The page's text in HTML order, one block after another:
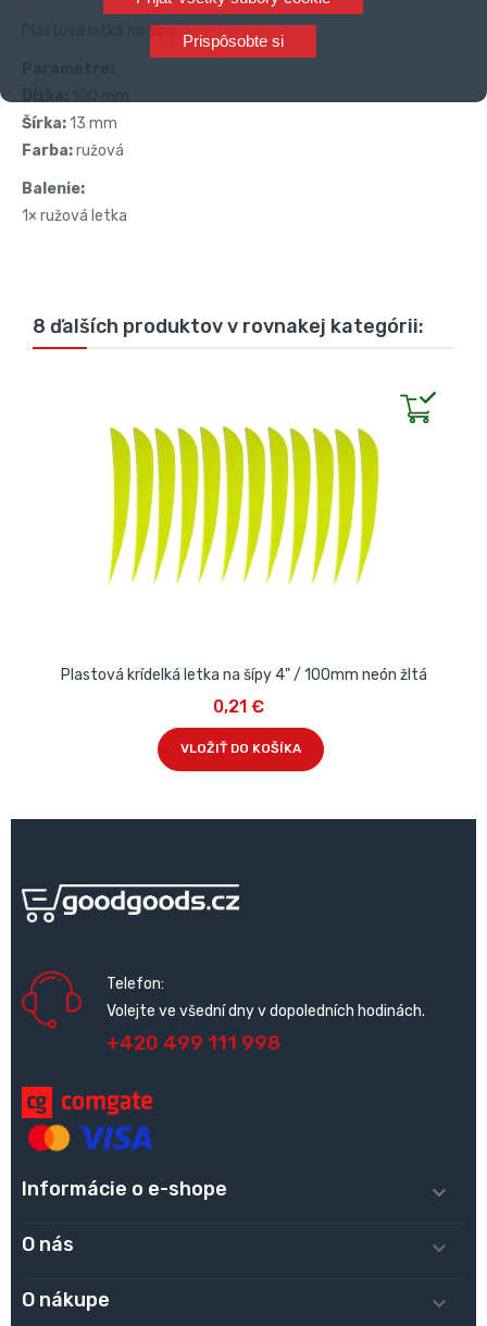
Prispôsobte si
Plastová letka na šípy.
Šírka:13 mm
Farba:ružová
Balenie:
1× ružová letka
8 ďalších produktov v rovnakej kategórii:
Plastová krídelká letka na šípy 4" / 100mm neón žltá
0,21 €
VLOŽIŤ DO KOŠÍKA
Telefon:
Volejte ve všední dny v dopoledních hodinách.
+420 499 111 998
Informácie o e-shope 
O nás 
O nákupe 